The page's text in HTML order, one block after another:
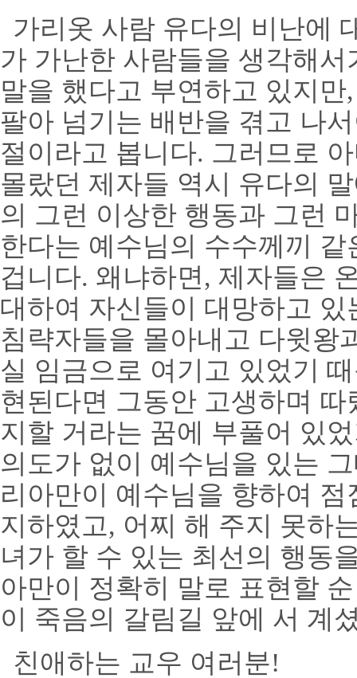
가리옷 사람 유다의 비난에
가 가난한 사람들을 생각해
말을 했다고 부연하고 있지만
팔아 넘기는 배반을 겪고 나
절이라고 봅니다. 그러므로
몰랐던 제자들 역시 유다의
의 그런 이상한 행동과 그런
한다는 예수님의 수수께끼
겁니다. 왜냐하면, 제자들은
대하여 자신들이 대망하고 있
침략자들을 몰아내고 다윗왕
실 임금으로 여기고 있었기
현된다면 그동안 고생하며
지할 거라는 꿈에 부풀어 있
의도가 없이 예수님을 있는
리아만이 예수님을 향하여
지하였고, 어찌 해 주지 못하
녀가 할 수 있는 최선의 행동
아만이 정확히 말로 표현할
이 죽음의 갈림길 앞에 서 계
친애하는 교우 여러분!